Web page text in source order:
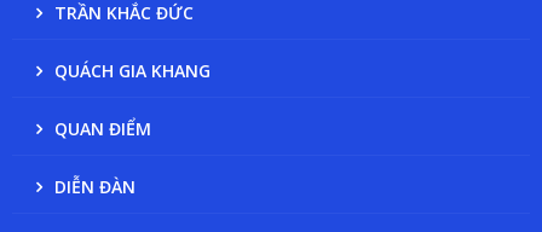
TRẦN KHẮC ĐỨC
QUÁCH GIA KHANG
QUAN ĐIỂM
DIỄN ĐÀN